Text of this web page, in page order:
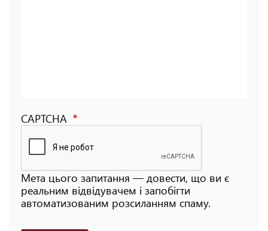
CAPTCHA
Мета цього запитання — довести, що ви є
реальним відвідувачем і запобігти
автоматизованим розсиланням спаму.